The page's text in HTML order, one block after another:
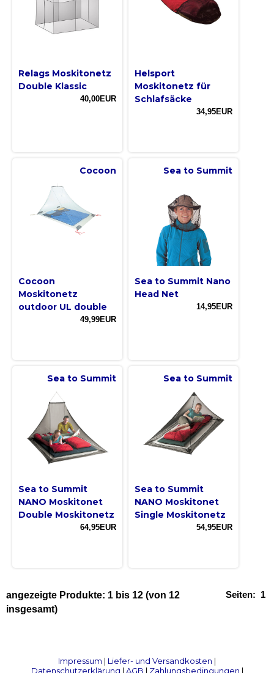
Relags Moskitonetz
Double Klassic
40,00EUR
Helsport
Moskitonetz für
Schlafsäcke
34,95EUR
Cocoon
Cocoon
Moskitonetz
outdoor UL double
49,99EUR
Sea to Summit
Sea to Summit Nano
Head Net
14,95EUR
Sea to Summit
Sea to Summit
NANO Moskitonet
Double Moskitonetz
64,95EUR
Sea to Summit
Sea to Summit
NANO Moskitonet
Single Moskitonetz
54,95EUR
Seiten: 1
angezeigte Produkte: 1 bis 12 (von 12
insgesamt)
Impressum | Liefer- und Versandkosten |
Datenschutzerklärung | AGB | Zahlungsbedingungen |